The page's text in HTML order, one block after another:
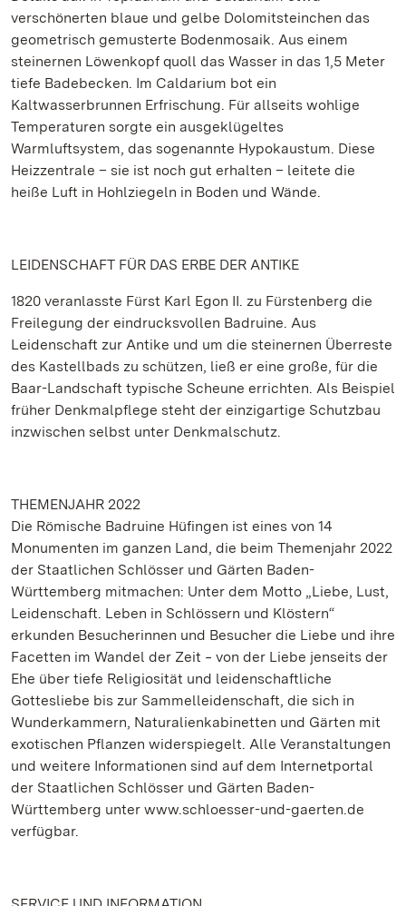
verschönerten blaue und gelbe Dolomitsteinchen das
geometrisch gemusterte Bodenmosaik. Aus einem
steinernen Löwenkopf quoll das Wasser in das 1,5 Meter
tiefe Badebecken. Im Caldarium bot ein
Kaltwasserbrunnen Erfrischung. Für allseits wohlige
Temperaturen sorgte ein ausgeklügeltes
Warmluftsystem, das sogenannte Hypokaustum. Diese
Heizzentrale – sie ist noch gut erhalten – leitete die
heiße Luft in Hohlziegeln in Boden und Wände.
LEIDENSCHAFT FÜR DAS ERBE DER ANTIKE
1820 veranlasste Fürst Karl Egon II. zu Fürstenberg die
Freilegung der eindrucksvollen Badruine. Aus
Leidenschaft zur Antike und um die steinernen Überreste
des Kastellbads zu schützen, ließ er eine große, für die
Baar-Landschaft typische Scheune errichten. Als Beispiel
früher Denkmalpflege steht der einzigartige Schutzbau
inzwischen selbst unter Denkmalschutz.
THEMENJAHR 2022
Die Römische Badruine Hüfingen ist eines von 14
Monumenten im ganzen Land, die beim Themenjahr 2022
der Staatlichen Schlösser und Gärten Baden-
Württemberg mitmachen: Unter dem Motto „Liebe, Lust,
Leidenschaft. Leben in Schlössern und Klöstern“
erkunden Besucherinnen und Besucher die Liebe und ihre
Facetten im Wandel der Zeit ‒ von der Liebe jenseits der
Ehe über tiefe Religiosität und leidenschaftliche
Gottesliebe bis zur Sammelleidenschaft, die sich in
Wunderkammern, Naturalienkabinetten und Gärten mit
exotischen Pflanzen widerspiegelt. Alle Veranstaltungen
und weitere Informationen sind auf dem Internetportal
der Staatlichen Schlösser und Gärten Baden-
Württemberg unter www.schloesser-und-gaerten.de
verfügbar.